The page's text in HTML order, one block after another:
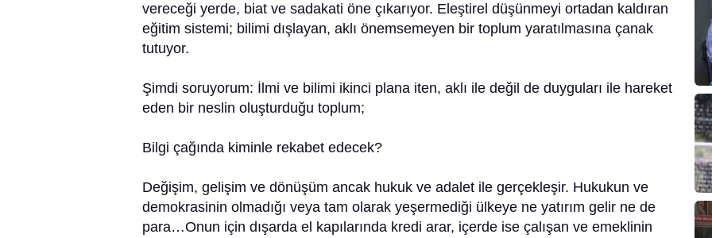
vereceği yerde, biat ve sadakati öne çıkarıyor. Eleştirel düşünmeyi ortadan kaldıran
eğitim sistemi; bilimi dışlayan, aklı önemsemeyen bir toplum yaratılmasına çanak
tutuyor.
Şimdi soruyorum: İlmi ve bilimi ikinci plana iten, aklı ile değil de duyguları ile hareket
eden bir neslin oluşturduğu toplum;
Bilgi çağında kiminle rekabet edecek?
Değişim, gelişim ve dönüşüm ancak hukuk ve adalet ile gerçekleşir. Hukukun ve
demokrasinin olmadığı veya tam olarak yeşermediği ülkeye ne yatırım gelir ne de
para…Onun için dışarda el kapılarında kredi arar, içerde ise çalışan ve emeklinin